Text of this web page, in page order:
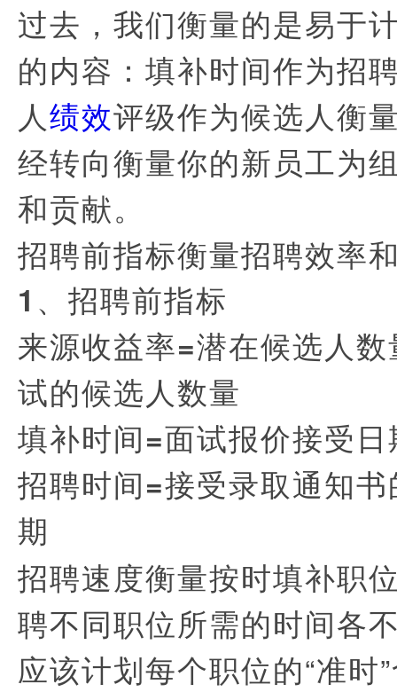
过去，我们衡量的是易于
的内容：填补时间作为招
人绩效评级作为候选人衡
经转向衡量你的新员工为
和贡献。
招聘前指标衡量招聘效率
1 、招聘前指标
来源收益率=潜在候选人
试的候选人数量
填补时间=面试报价接受
招聘时间=接受录取通知
期
招聘速度衡量按时填补职
聘不同职位所需的时间各
应该计划每个职位的“准时